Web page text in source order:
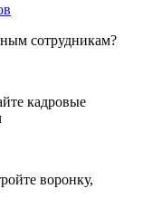
сотрудникам?
кадровые
воронку,